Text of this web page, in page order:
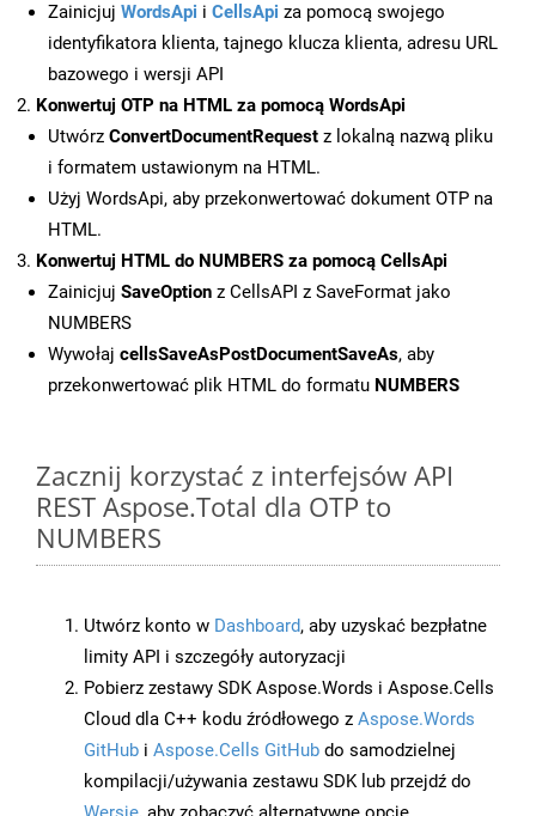
Zainicjuj WordsApi i CellsApi za pomocą swojego
identyfikatora klienta, tajnego klucza klienta, adresu URL
bazowego i wersji API
Konwertuj OTP na HTML za pomocą WordsApi
Utwórz ConvertDocumentRequest z lokalną nazwą pliku
i formatem ustawionym na HTML.
Użyj WordsApi, aby przekonwertować dokument OTP na
HTML.
Konwertuj HTML do NUMBERS za pomocą CellsApi
Zainicjuj SaveOption z CellsAPI z SaveFormat jako
NUMBERS
Wywołaj cellsSaveAsPostDocumentSaveAs, aby
przekonwertować plik HTML do formatu NUMBERS
Zacznij korzystać z interfejsów API
REST Aspose.Total dla OTP to
NUMBERS
Utwórz konto w Dashboard, aby uzyskać bezpłatne
limity API i szczegóły autoryzacji
Pobierz zestawy SDK Aspose.Words i Aspose.Cells
Cloud dla C++ kodu źródłowego z Aspose.Words
GitHub i Aspose.Cells GitHub do samodzielnej
kompilacji/używania zestawu SDK lub przejdź do